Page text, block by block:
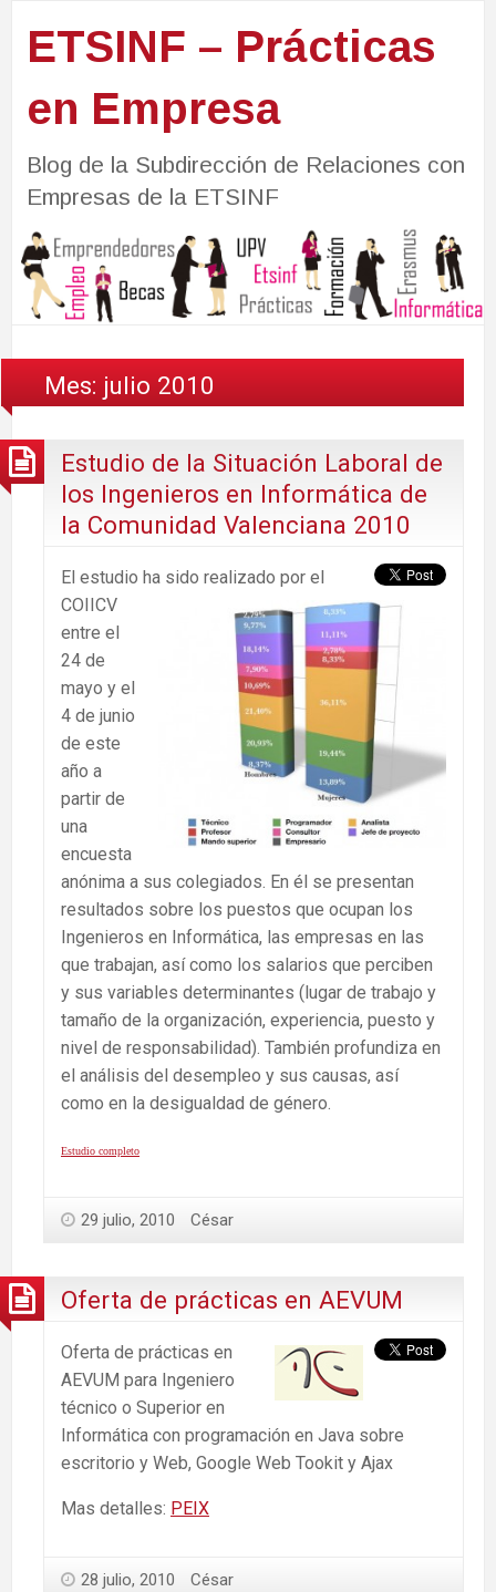
ETSINF – Prácticas
en Empresa
Blog de la Subdirección de Relaciones con
Empresas de la ETSINF
Mes: julio 2010
Estudio de la Situación Laboral de
los Ingenieros en Informática de
la Comunidad Valenciana 2010
El estudio ha sido realizado por el
COIICV
entre el
24 de
mayo y el
4 de junio
de este
año a
partir de
una
encuesta
anónima a sus colegiados. En él se presentan
resultados sobre los puestos que ocupan los
Ingenieros en Informática, las empresas en las
que trabajan, así como los salarios que perciben
y sus variables determinantes (lugar de trabajo y
tamaño de la organización, experiencia, puesto y
nivel de responsabilidad). También profundiza en
el análisis del desempleo y sus causas, así
como en la desigualdad de género.
Estudio completo
29 julio, 2010 César
Oferta de prácticas en AEVUM
Oferta de prácticas en
AEVUM para Ingeniero
técnico o Superior en
Informática con programación en Java sobre
escritorio y Web, Google Web Tookit y Ajax
Mas detalles: PEIX
28 julio, 2010 César